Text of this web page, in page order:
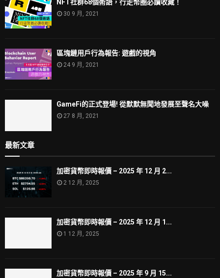
NFT社群68個術語，行走幣圈必讀收藏！
30 9 月, 2021
區塊鏈用戶行為報告: 遊戲的視角
24 9 月, 2021
GameFi的正式登場! 從默默無聞地發展至聲名大噪
27 8 月, 2021
最新文章
加密貨幣即時報價 – 2025 年 12 月 2...
2 12 月, 2025
加密貨幣即時報價 – 2025 年 12 月 1...
1 12 月, 2025
加密貨幣即時報價 – 2025 年 9 月 15...